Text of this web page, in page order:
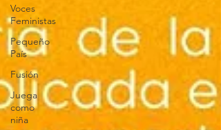
Voces
Feministas
Pequeño
País
Fusión
Juega
como
niña